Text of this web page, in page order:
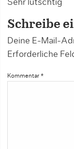
Sehr lutschtig
Schreibe
Deine E-Mail-
Erforderliche
Kommentar *